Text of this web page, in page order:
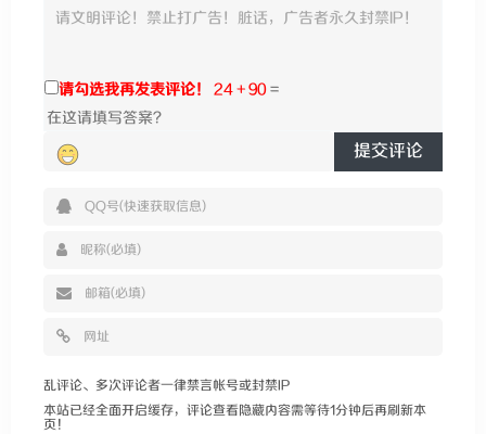
请勾选我再发表评论！ 24 + 90=
提交评论
乱评论、多次评论者一律禁言帐号或封禁IP
本站已经全面开启缓存，评论查看隐藏内容需等待1分钟后再刷新本
页！